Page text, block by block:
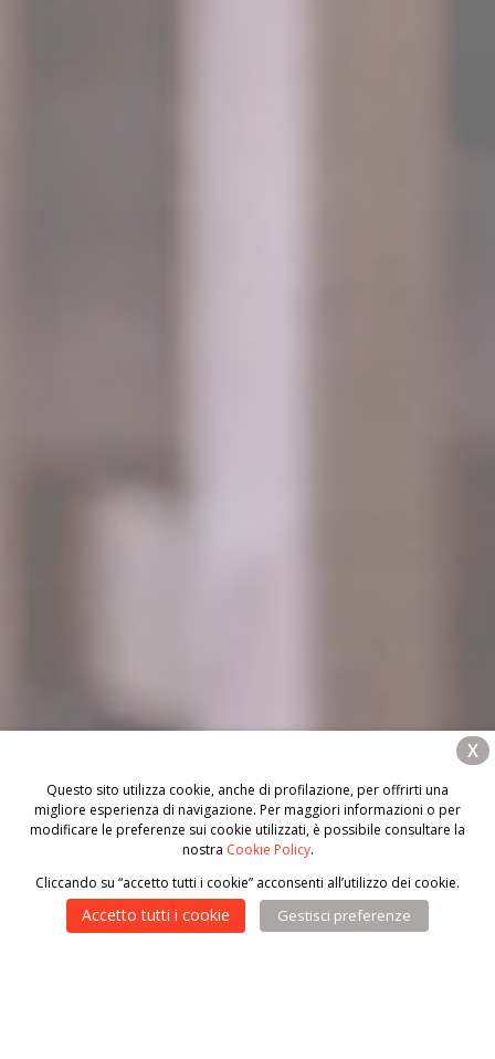
Questo sito utilizza cookie, anche di profilazione, per offrirti una
migliore esperienza di navigazione. Per maggiori informazioni o per
modificare le preferenze sui cookie utilizzati, è possibile consultare la
nostra Cookie Policy.
Cliccando su “accetto tutti i cookie” acconsenti all’utilizzo dei cookie.
Accetto tutti i cookie Gestisci preferenze
X